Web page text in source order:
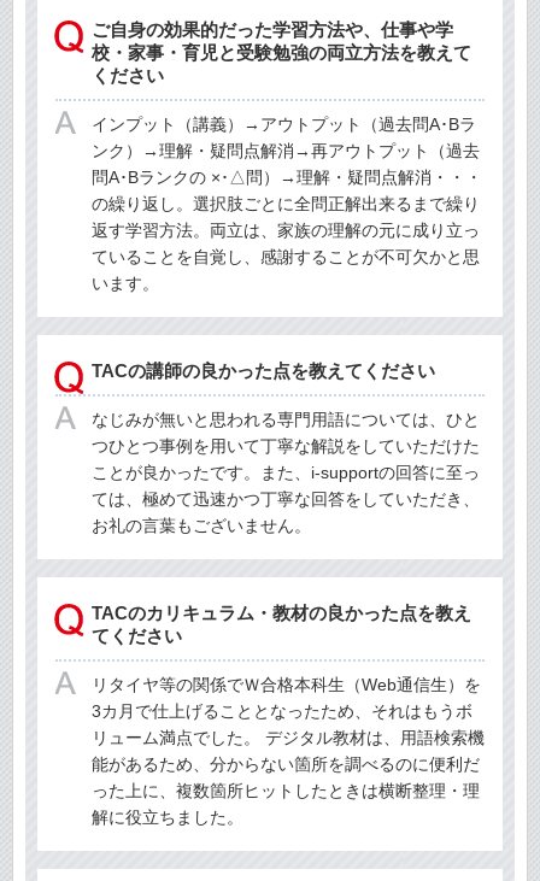
ご自身の効果的だった学習方法や、仕事や学
校・家事・育児と受験勉強の両立方法を教えて
ください
インプット（講義）→アウトプット（過去問A･Bラ
ンク）→理解・疑問点解消→再アウトプット（過去
問A･Bランクの ×･△問）→理解・疑問点解消・・・
の繰り返し。選択肢ごとに全問正解出来るまで繰り
返す学習方法。両立は、家族の理解の元に成り立っ
ていることを自覚し、感謝することが不可欠かと思
います。
TACの講師の良かった点を教えてください
なじみが無いと思われる専門用語については、ひと
つひとつ事例を用いて丁寧な解説をしていただけた
ことが良かったです。また、i-supportの回答に至っ
ては、極めて迅速かつ丁寧な回答をしていただき、
お礼の言葉もございません。
TACのカリキュラム・教材の良かった点を教え
てください
リタイヤ等の関係でＷ合格本科生（Web通信生）を
3カ月で仕上げることとなったため、それはもうボ
リューム満点でした。 デジタル教材は、用語検索機
能があるため、分からない箇所を調べるのに便利だ
った上に、複数箇所ヒットしたときは横断整理・理
解に役立ちました。